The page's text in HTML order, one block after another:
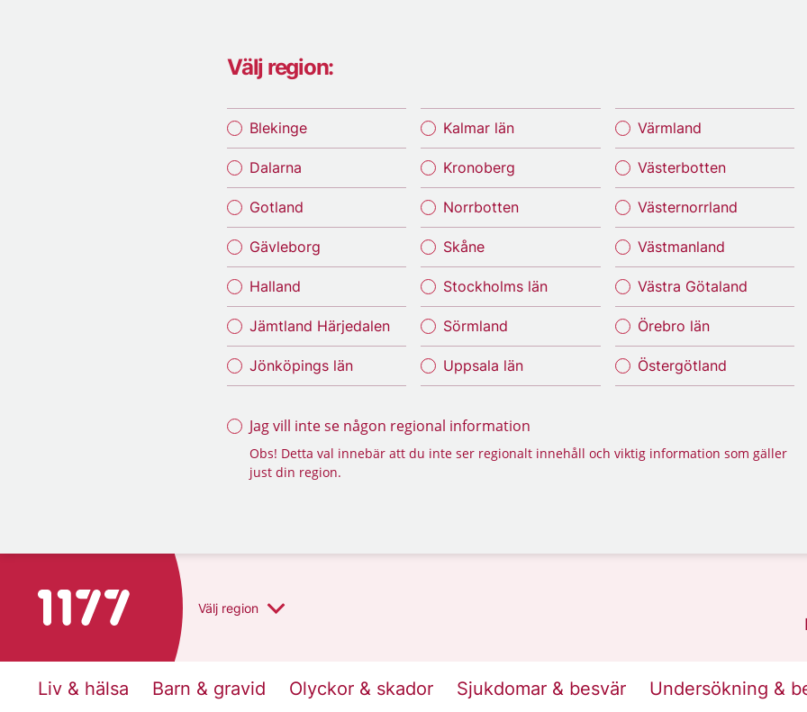
Välj region:
Blekinge
Dalarna
Gotland
Gävleborg
Halland
Jämtland Härjedalen
Jönköpings län
Kalmar län
Kronoberg
Norrbotten
Skåne
Stockholms län
Sörmland
Uppsala län
Värmland
Västerbotten
Västernorrland
Västmanland
Västra Götaland
Örebro län
Östergötland
Jag vill inte se någon regional information
Obs! Detta val innebär att du inte ser regionalt innehåll och viktig information som gäller
just din region.
Till startsidan för 1177 Välj region
Liv & hälsa Barn & gravid Olyckor & skador Sjukdomar & besvär Undersökning &